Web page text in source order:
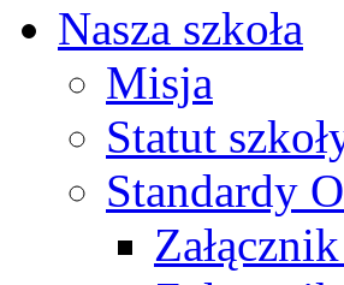
Nasza szkoła
Misja
Statut
Standardy